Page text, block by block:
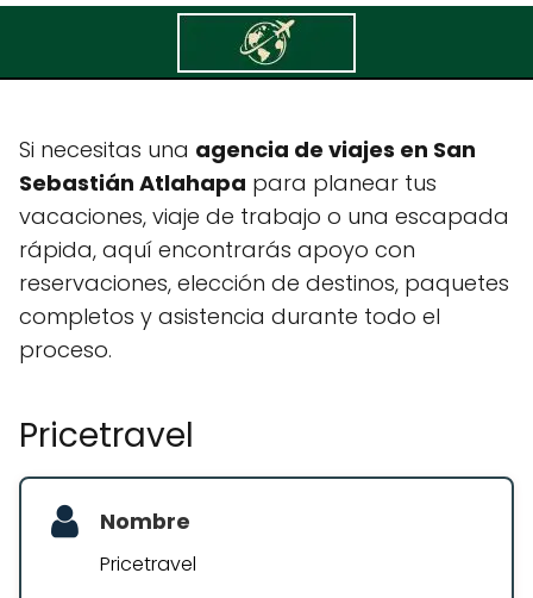
Pricetravel
Si necesitas una agencia de viajes en San
Sebastián Atlahapa para planear tus
vacaciones, viaje de trabajo o una escapada
rápida, aquí encontrarás apoyo con
reservaciones, elección de destinos, paquetes
completos y asistencia durante todo el
proceso.
Pricetravel
Nombre
Pricetravel